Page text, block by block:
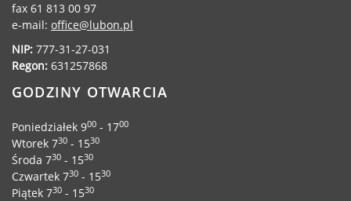
fax 61 813 00 97
e-mail: office@lubon.pl
NIP: 777-31-27-031
Regon: 631257868
GODZINY OTWARCIA
Poniedziałek 900 - 1700
Wtorek 730 - 1530
Środa 730 - 1530
Czwartek 730 - 1530
Piątek 730 - 1530